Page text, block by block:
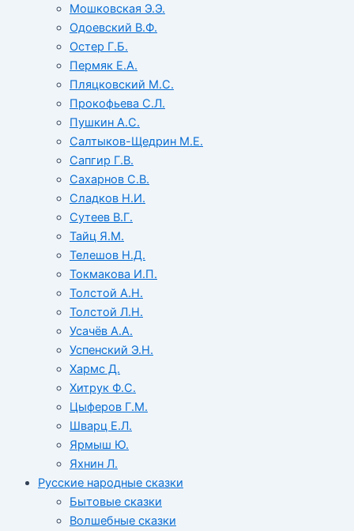
Мошковская Э.Э.
Одоевский В.Ф.
Остер Г.Б.
Пермяк Е.А.
Пляцковский М.С.
Прокофьева С.Л.
Пушкин А.С.
Салтыков-Щедрин М.Е.
Сапгир Г.В.
Сахарнов С.В.
Сладков Н.И.
Сутеев В.Г.
Тайц Я.М.
Телешов Н.Д.
Токмакова И.П.
Толстой А.Н.
Толстой Л.Н.
Усачёв А.А.
Успенский Э.Н.
Хармс Д.
Хитрук Ф.С.
Цыферов Г.М.
Шварц Е.Л.
Ярмыш Ю.
Яхнин Л.
Русские народные сказки
Бытовые сказки
Волшебные сказки